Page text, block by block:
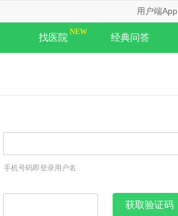
用户端App
找医院 经典问答
手机号码即登录用户名
获取验证码